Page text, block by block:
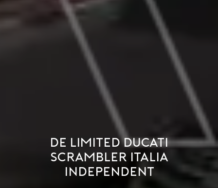
De Limited Ducati
Scrambler Italia
Independent